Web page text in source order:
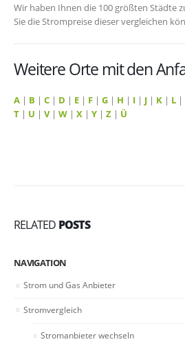
Wir haben Ihnen die 100 größten Städte
Sie die Strompreise dieser vergleichen
Weitere Orte mit den
A | B | C | D | E | F | G | H | I | J | K | L |
T | U | V| W | X | Y | Z | Ü
RELATED POSTS
NAVIGATION
Strom und Gas Anbieter
Stromvergleich
Stromanbieter wechseln